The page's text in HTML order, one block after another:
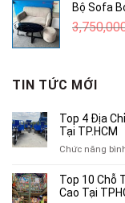
Bộ Sofa
TIN TỨC MỚI
Top 4 Địa
Tại TP.HCM
Chức năng
Top 10 Chỗ
Cao Tại